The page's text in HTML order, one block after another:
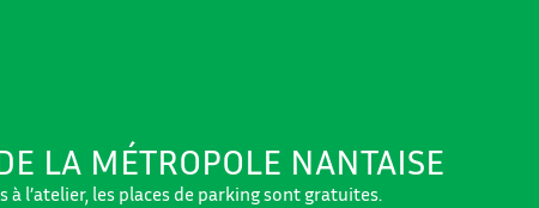
LA MÉTROPOLE NANTAISE
à l’atelier, les places de parking sont gratuites.